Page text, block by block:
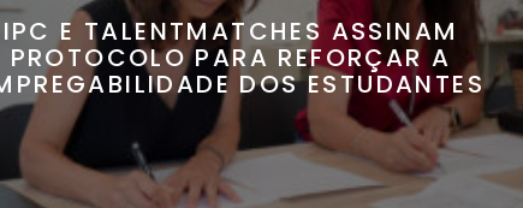
IPC E TALENTMATCHES ASSINAM
PROTOCOLO PARA REFORÇAR A
DOS ESTUDANTES